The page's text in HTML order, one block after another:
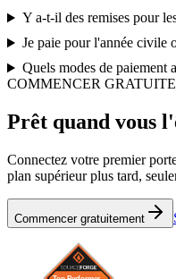
Y a-t-il des remises pour
Je paie pour l'année civile
Quels modes de paiement
COMMENCER
Prêt quand vous
Connectez votre premier
plan supérieur plus tard,
Commencer gratuitement